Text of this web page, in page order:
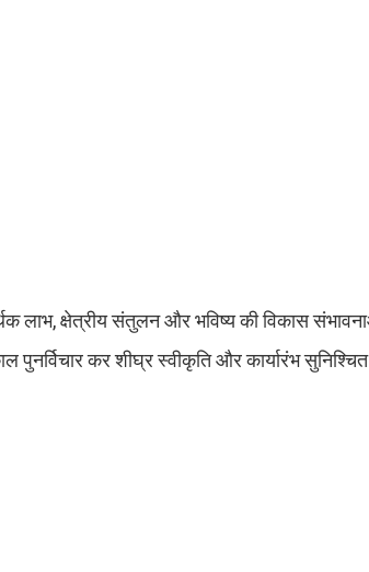
लाभ, क्षेत्रीय संतुलन और भविष्य की विकास
कर शीघ्र स्वीकृति और कार्यारंभ